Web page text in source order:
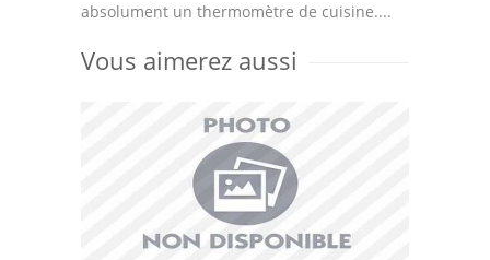
absolument un thermomètre de cuisine....
Vous aimerez aussi